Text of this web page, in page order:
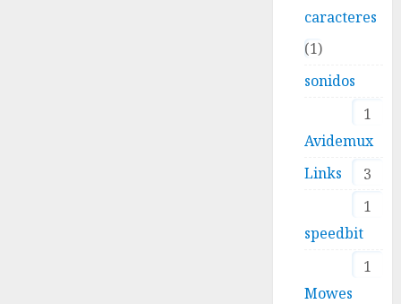
caracteres
1
sonidos
1
Avidemux
3
Links
1
speedbit
1
Mowes